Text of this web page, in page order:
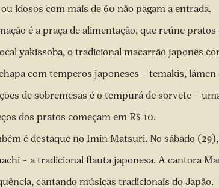
idosos com mais de 60 não pagam a entrada.
é a praça de alimentação, que reúne
yakissoba, o tradicional macarrão japonês
com temperos japoneses – temakis,
de sobremesas é o tempurá de sorvete –
dos pratos começam em R$ 10.
é destaque no Imin Matsuri. No sábado
– a tradicional flauta japonesa. A cantora
cantando músicas tradicionais do Japão.